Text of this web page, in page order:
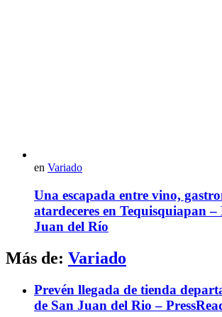
en Variado
Una escapada entre vino,
atardeceres en Tequisquiapan –
Juan del Río
Más de: Variado
Prevén llegada de tienda
de San Juan del Rio –